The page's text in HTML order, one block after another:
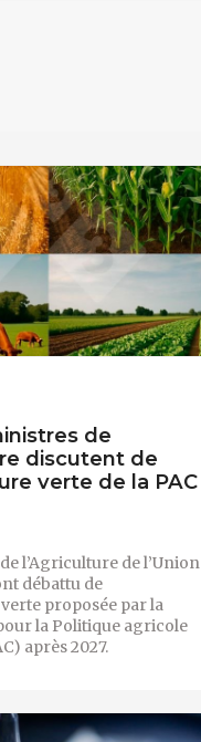
de
discutent de
verte de la PAC
l’Agriculture de l’Union
débattu de
proposée par la
la Politique agricole
après 2027.